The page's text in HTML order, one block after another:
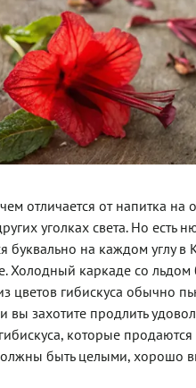
отличается от напитка на
уголках света. Но есть
на каждом углу в
Холодный каркаде со
цветов гибискуса обычно
захотите продлить
которые
быть целыми,